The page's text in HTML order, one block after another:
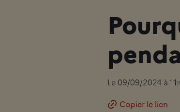
Le 09/09/2024 à
Copier le lien